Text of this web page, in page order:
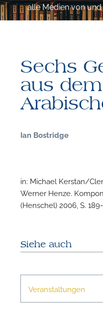
alle Medien von
Sechs
aus dem
Ian Bostridge
in: Michael Kerstan/
Werner Henze.
(Henschel) 2006, S.
Siehe auch
Veranstaltungen